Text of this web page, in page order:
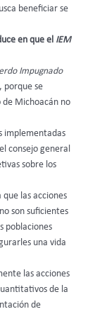
beneficiar se
en que el IEM
Impugnado
porque se
de Michoacán no
implementadas
consejo general
sobre los
las acciones
son suficientes
poblaciones
una vida
las acciones
de la
de